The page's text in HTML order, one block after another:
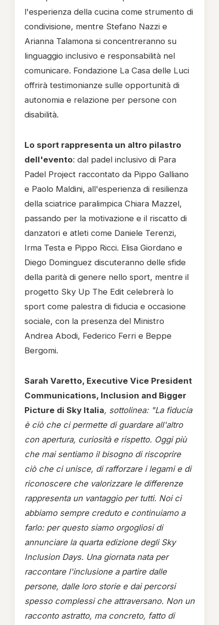
l'esperienza della cucina come strumento di
condivisione, mentre Stefano Nazzi e
Arianna Talamona si concentreranno su
linguaggio inclusivo e responsabilità nel
comunicare. Fondazione La Casa delle Luci
offrirà testimonianze sulle opportunità di
autonomia e relazione per persone con
disabilità.
Lo sport rappresenta un altro pilastro
dell'evento: dal padel inclusivo di Para
Padel Project raccontato da Pippo Galliano
e Paolo Maldini, all'esperienza di resilienza
della sciatrice paralimpica Chiara Mazzel,
passando per la motivazione e il riscatto di
danzatori e atleti come Daniele Terenzi,
Irma Testa e Pippo Ricci. Elisa Giordano e
Diego Dominguez discuteranno delle sfide
della parità di genere nello sport, mentre il
progetto Sky Up The Edit celebrerà lo
sport come palestra di fiducia e occasione
sociale, con la presenza del Ministro
Andrea Abodi, Federico Ferri e Beppe
Bergomi.
Sarah Varetto, Executive Vice President
Communications, Inclusion and Bigger
Picture di Sky Italia, sottolinea: "La fiducia
è ciò che ci permette di guardare all'altro
con apertura, curiosità e rispetto. Oggi più
che mai sentiamo il bisogno di riscoprire
ciò che ci unisce, di rafforzare i legami e di
riconoscere che valorizzare le differenze
rappresenta un vantaggio per tutti. Noi ci
abbiamo sempre creduto e continuiamo a
farlo: per questo siamo orgogliosi di
annunciare la quarta edizione degli Sky
Inclusion Days. Una giornata nata per
raccontare l'inclusione a partire dalle
persone, dalle loro storie e dai percorsi
spesso complessi che attraversano. Non un
racconto astratto, ma concreto, fatto di